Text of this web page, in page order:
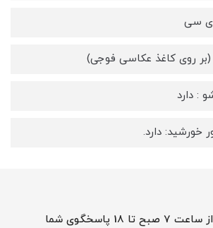
سی
روی کاغذ عکاسی فوجی)
: دارد
خورشید: دارد.
از شنبه تا پنجشنبه از ساعت 7 صبح تا 18 پاسخگوی شما